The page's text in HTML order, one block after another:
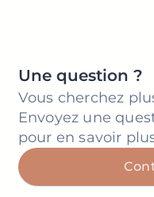
Une question ?
Vous cherchez
Envoyez une
pour en savoir